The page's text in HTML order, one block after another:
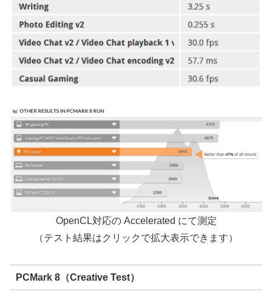
OpenCL対応の Accelerated にて測定
（テスト結果はクリックで拡大表示できます）
PCMark 8（Creative Test）